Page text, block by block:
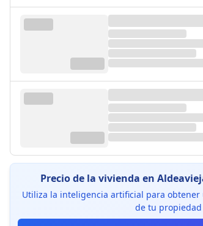
Precio de la vivienda en
Utiliza la inteligencia artificial para
de tu propiedad